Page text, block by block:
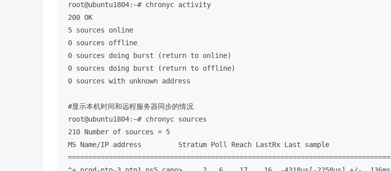
root@ubuntu1804:~# chronyc activity
200 OK
5 sources online
0 sources offline
0 sources doing burst ( return to online)
0 sources doing burst ( return to offline)
0 sources with unknown address
#显示本机时间和远程服务器同步的情况
root@ubuntu1804:~# chronyc sources
210 Number of sources = 5
MS Name/IP address         Stratum Poll Reach LastRx Last sample
===============================================================================